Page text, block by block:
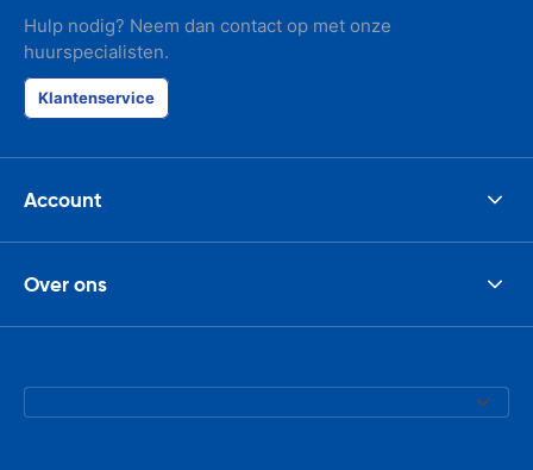
Hulp nodig? Neem dan contact op met onze
huurspecialisten.
Klantenservice
Account
Over ons